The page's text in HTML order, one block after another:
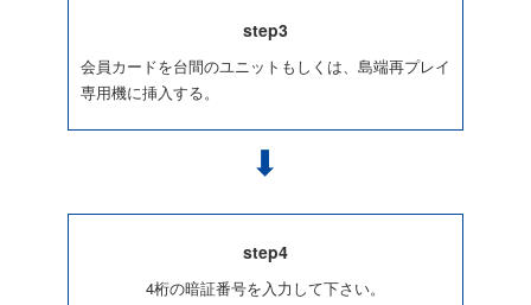
step3
会員カードを台間のユニットもしくは、島端再プレイ
専用機に挿入する。
step4
4桁の暗証番号を入力して下さい。